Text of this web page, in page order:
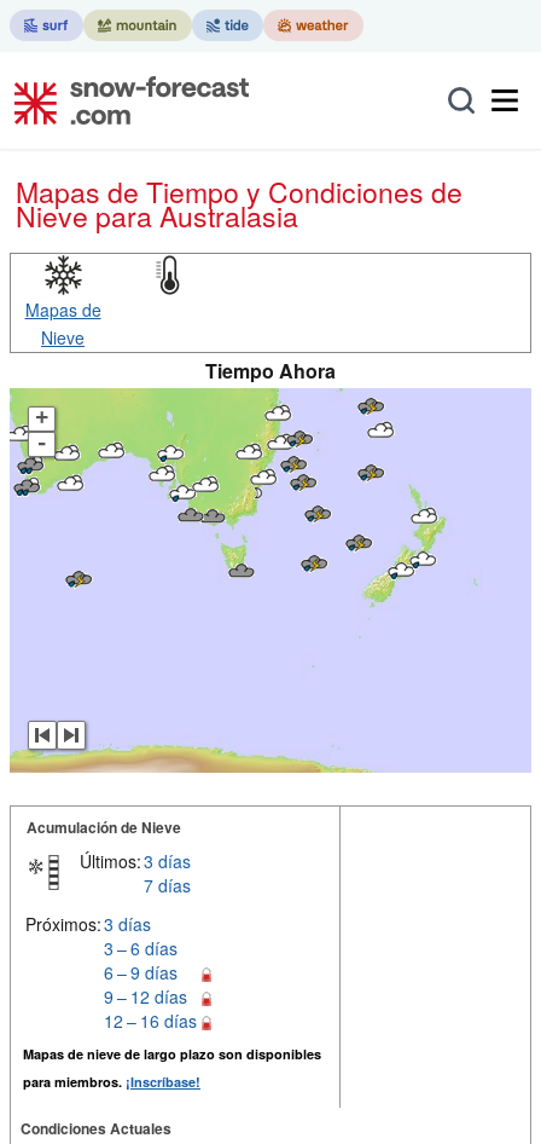
Mapas de Tiempo y Condiciones de
Nievepara Australasia
Mapas de
Nieve
Tiempo Ahora
+
-
Acumulación de Nieve
Últimos:3 días
7 días
Próximos:3 días
3 – 6 días
6 – 9 días
9 – 12 días
12 – 16 días
Mapas de nieve de largo plazo son disponibles
para miembros. ¡Inscríbase!
Condiciones Actuales